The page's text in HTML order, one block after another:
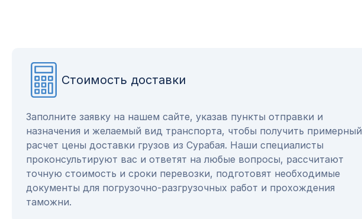
Стоимость доставки
Заполните заявку на нашем сайте, указав пункты отправки и
назначения и желаемый вид транспорта, чтобы получить примерный
расчет цены доставки грузов из Сурабая. Наши специалисты
проконсультируют вас и ответят на любые вопросы, рассчитают
точную стоимость и сроки перевозки, подготовят необходимые
документы для погрузочно-разгрузочных работ и прохождения
таможни.